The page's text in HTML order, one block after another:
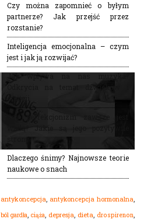
Czy można zapomnieć o byłym
partnerze? Jak przejść przez
rozstanie?
Inteligencja emocjonalna – czym
jest i jak ją rozwijać?
Jak wpływa na nas muzyka?
Odkrycia na temat dźwięków i
strony?
Dlaczego śnimy? Najnowsze teorie
naukowe o snach
antykoncepcja antykoncepcja hormonalna
ból gardła ciąża depresja dieta drospirenon